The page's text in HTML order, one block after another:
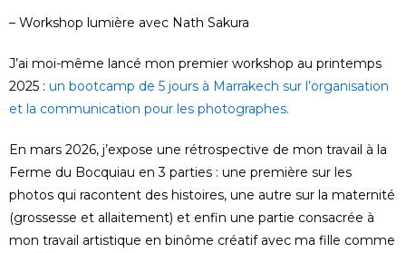
– Workshop lumière avec Nath Sakura
J’ai moi-même lancé mon premier workshop au printemps
2025 : un bootcamp de 5 jours à Marrakech sur l’organisation
et la communication pour les photographes.
En mars 2026, j’expose une rétrospective de mon travail à la
Ferme du Bocquiau en 3 parties : une première sur les
photos qui racontent des histoires, une autre sur la maternité
(grossesse et allaitement) et enfin une partie consacrée à
mon travail artistique en binôme créatif avec ma fille comme